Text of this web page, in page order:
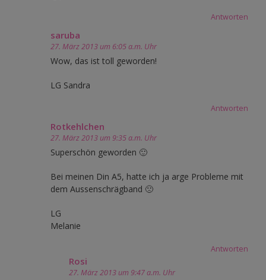
Antworten
saruba
27. März 2013 um 6:05 a.m. Uhr
Wow, das ist toll geworden!
LG Sandra
Antworten
Rotkehlchen
27. März 2013 um 9:35 a.m. Uhr
Superschön geworden 🙂
Bei meinen Din A5, hatte ich ja arge Probleme mit
dem Aussenschrägband 🙁
LG
Melanie
Antworten
Rosi
27. März 2013 um 9:47 a.m. Uhr